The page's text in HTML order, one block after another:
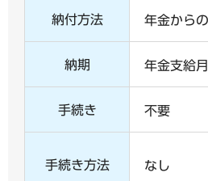
納付方法 年金から
納期 年金支給
手続き 不要
手続き方法 なし